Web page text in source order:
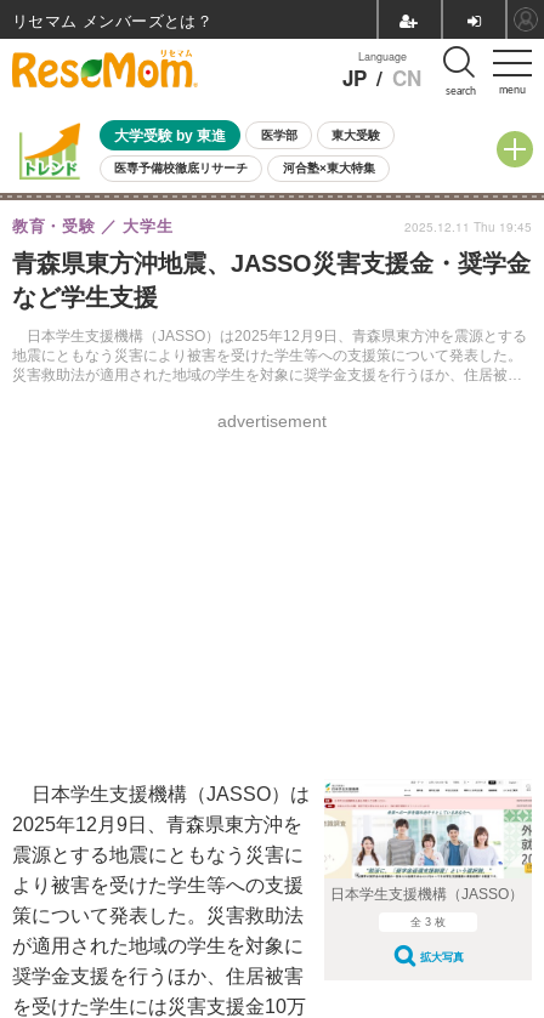
menu
Language
JP / CN search
大学受験 by 東進 医学部 東大受験
医専予備校徹底リサーチ 河合塾×東大特集
親子で考える大学選び 高校受験 中学受験 小学校受験
共通テスト 夏休み
8月開催イベント・WS 全国公立高校 過去問 人気記事
自由研究教材（小学生向け）
青森県東方沖地震、JASSO災害支援金・奨学金
など学生支援
日本学生支援機構（JASSO）は2025年12月9日、青森県東方沖を震源とする
地震にともなう災害により被害を受けた学生等への支援策について発表した。
災害救助法が適用された地域の学生を対象に奨学金支援を行うほか、住居被害
教育・受験 大学生
advertisement
2025.12.11 Thu 19:45
日本学生支援機構（JASSO）
全 3 枚
拡大写真
日本学生支援機構（JASSO）は
2025年12月9日、青森県東方沖を
震源とする地震にともなう災害に
より被害を受けた学生等への支援
策について発表した。災害救助法
が適用された地域の学生を対象に
奨学金支援を行うほか、住居被害
を受けた学生には災害支援金10万
リセマム メンバーズ